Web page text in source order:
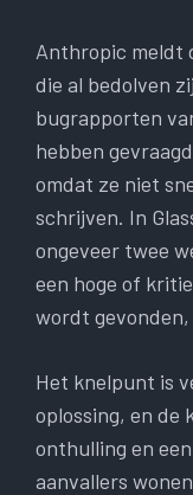
Anthropic meldt
die al bedolven
bugrapporten
hebben
omdat ze niet
schrijven. In
ongeveer twee
een hoge of
wordt
Het knelpunt is
oplossing, en de
onthulling en
aanvallers